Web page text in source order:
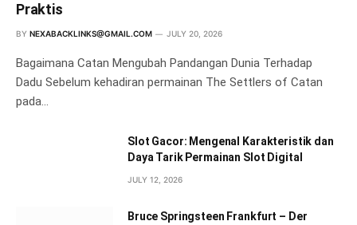
Praktis
BY NEXABACKLINKS@GMAIL.COM JULY 20, 2026
Bagaimana Catan Mengubah Pandangan Dunia Terhadap
Dadu Sebelum kehadiran permainan The Settlers of Catan
pada…
Slot Gacor: Mengenal Karakteristik dan
Daya Tarik Permainan Slot Digital
JULY 12, 2026
Bruce Springsteen Frankfurt – Der